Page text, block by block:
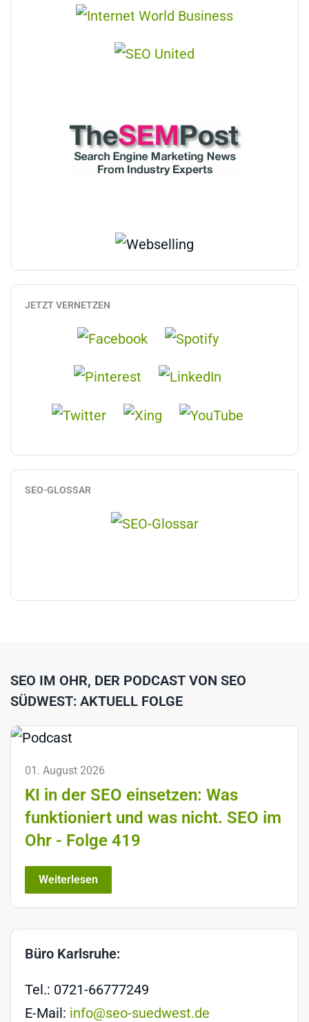
JETZT VERNETZEN
SEO-GLOSSAR
SEO IM OHR, DER PODCAST VON SEO
SÜDWEST: AKTUELL FOLGE
01. August 2026
KI in der SEO einsetzen: Was
funktioniert und was nicht. SEO im
Ohr - Folge 419
Weiterlesen
Büro Karlsruhe:
Tel.: 0721-66777249
E-Mail: info@seo-suedwest.de